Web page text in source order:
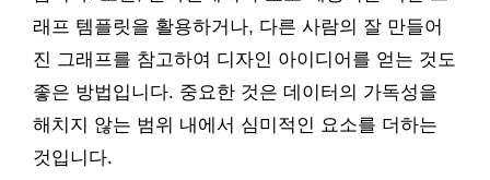
래프 템플릿을 활용하거나, 다른 사람의 잘 만들어
진 그래프를 참고하여 디자인 아이디어를 얻는 것도
좋은 방법입니다. 중요한 것은 데이터의 가독성을
해치지 않는 범위 내에서 심미적인 요소를 더하는
것입니다.